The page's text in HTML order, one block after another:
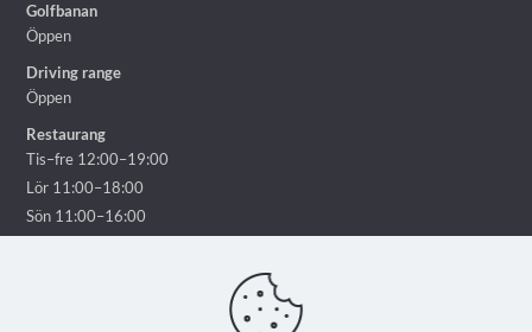
Golfbanan
Öppen
Driving range
Öppen
Restaurang
Tis–fre 12:00–19:00
Lör 11:00–18:00
Sön 11:00–16:00